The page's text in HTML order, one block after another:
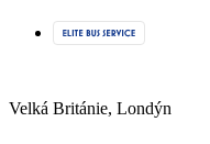
Velká Británie, Londýn